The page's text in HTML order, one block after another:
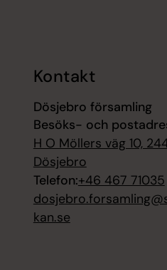
Kontakt
Dösjebro församling
Besöks- och
H O Möllers väg 10,
Dösjebro
Telefon:+46 467 71035
kan.se